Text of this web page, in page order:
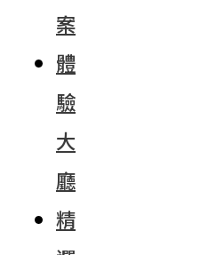
案
體
驗
大
廳
精